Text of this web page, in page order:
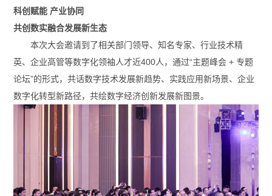
科创赋能 产业协同
共创数实融合发展新生态
本次大会邀请到了相关部门领导、知名专家、行业技术精
英、企业高管等数字化领袖人才近400人，通过“主题峰会 + 专题
论坛”的形式，共话数字技术发展新趋势、实践应用新场景、企业
数字化转型新路径，共绘数字经济创新发展新图景。